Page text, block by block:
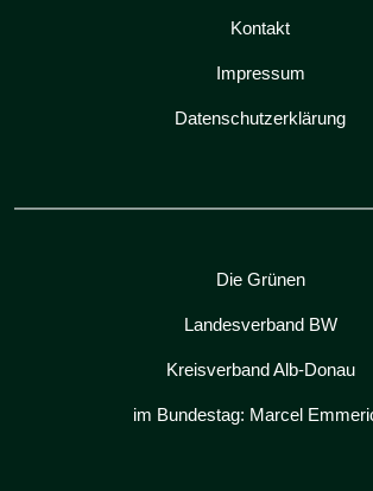
Kontakt
Impressum
Datenschutzerklärung
Die Grünen
Landesverband BW
Kreisverband Alb-Donau
im Bundestag: Marcel